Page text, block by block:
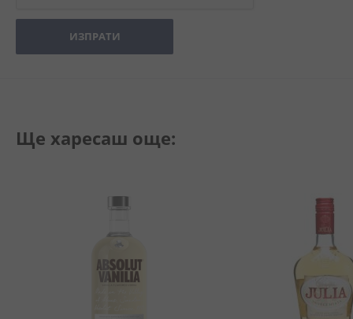
ИЗПРАТИ
Ще харесаш още: